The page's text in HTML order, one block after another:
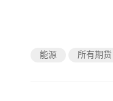
能源 所有期货